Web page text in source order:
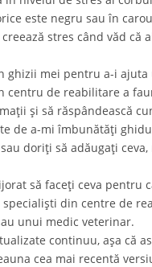
este negru sau în
stres când văd că
ghizii mei pentru a-i ajuta
centru de reabilitare a
și să răspândească
de a-mi îmbunătăți
doriți să adăugați
să faceți ceva pentru
din centre de
unui medic veterinar.
continuu, așa că
cea mai recentă